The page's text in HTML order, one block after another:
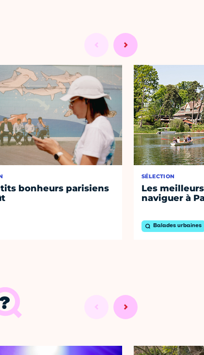
bonheurs parisiens
SÉLECTION
Les
naviguer à
Balades urbaines